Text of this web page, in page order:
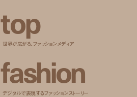
top
世界が広がる、ファッションメディア
fashion
デジタルで表現するファッションストーリー